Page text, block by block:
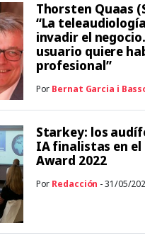
Thorsten Quaas
“La
invadir el
usuario quiere
profesional”
Por Bernat Garcia i
Starkey: los
IA finalistas en el
Award 2022
Por Redacción - 31/05/